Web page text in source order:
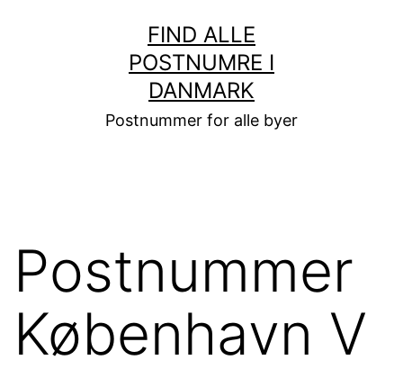
FIND ALLE
POSTNUMRE I
DANMARK
Postnummer for alle byer
Postnummer
København V